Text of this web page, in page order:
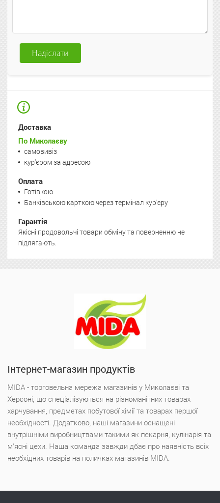
Надіслати
Доставка
По Миколаєву
самовивіз
кур'єром за адресою
Оплата
Готівкою
Банківською карткою через термінал кур'єру
Гарантія
Якісні продовольчі товари обміну та поверненню не
підлягають.
Інтернет-магазин продуктів
MIDA - торговельна мережа магазинів у Миколаєві та
Херсоні, що спеціалізуються на різноманітних товарах
харчування, предметах побутової хімії та товарах першої
необхідності. Додатково, наші магазини оснащені
внутрішніми виробництвами такими як пекарня, кулінарія та
м'ясні цехи. Наша команда завжди дбає про наявність всіх
необхідних товарів на поличках магазинів MIDA.